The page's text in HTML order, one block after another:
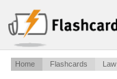
Home Flashcards Law